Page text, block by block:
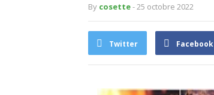
By cosette- 25 octobre 2022
Twitter Facebook